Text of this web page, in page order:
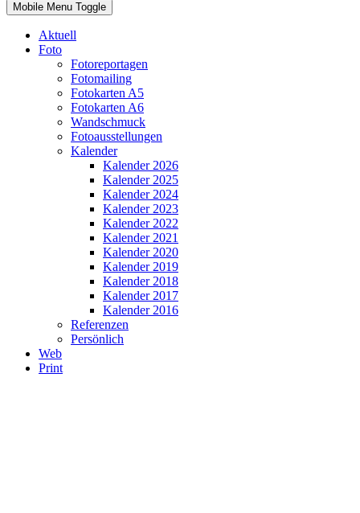
Mobile Menu Toggle
Aktuell
Foto
Fotoreportagen
Fotomailing
Fotokarten A5
Fotokarten A6
Wandschmuck
Fotoausstellungen
Kalender
Kalender 2026
Kalender 2025
Kalender 2024
Kalender 2023
Kalender 2022
Kalender 2021
Kalender 2020
Kalender 2019
Kalender 2018
Kalender 2017
Kalender 2016
Referenzen
Persönlich
Web
Print